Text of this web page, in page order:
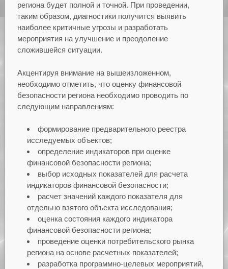
региона будет полной и точной. При проведении,
таким образом, диагностики получится выявить
наиболее критичные угрозы и разработать
мероприятия на улучшение и преодоление
сложившейся ситуации.
Акцентируя внимание на вышеизложенном,
необходимо отметить, что оценку финансовой
безопасности региона необходимо проводить по
следующим направлениям:
формирование предварительного реестра
исследуемых объектов;
определение индикаторов при оценке
финансовой безопасности региона;
выбор исходных показателей для расчета
индикаторов финансовой безопасности;
расчет значений каждого показателя для
отдельно взятого объекта исследования;
оценка состояния каждого индикатора
финансовой безопасности региона;
проведение оценки потребительского рынка
региона на основе расчетных показателей;
разработка программно-целевых мероприятий,